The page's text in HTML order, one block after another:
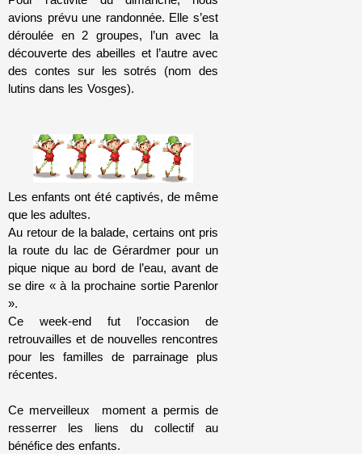
avions prévu une randonnée. Elle s’est
déroulée en 2 groupes, l’un avec la
découverte des abeilles et l’autre avec
des contes sur les sotrés (nom des
lutins dans les Vosges).
Les enfants ont été captivés, de même
que les adultes.
Au retour de la balade, certains ont pris
la route du lac de Gérardmer pour un
pique nique au bord de l’eau, avant de
se dire « à la prochaine sortie Parenlor
».
Ce week-end fut l’occasion de
retrouvailles et de nouvelles rencontres
pour les familles de parrainage plus
récentes.
Ce merveilleux moment a permis de
resserrer les liens du collectif au
bénéfice des enfants.